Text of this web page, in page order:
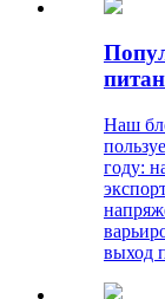
Наш
году:
выход